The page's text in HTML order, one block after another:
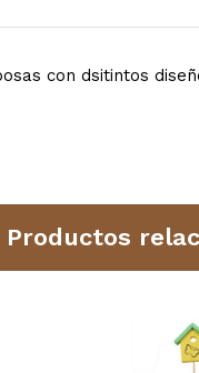
con dsitintos
Productos